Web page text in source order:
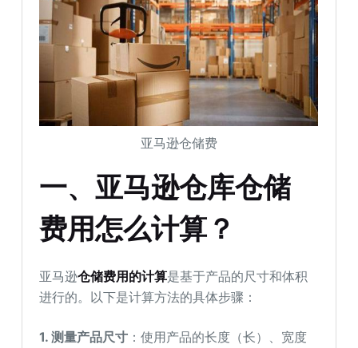
亚马逊仓储费
一、亚马逊仓库仓储
费用怎么计算？
亚马逊仓储费用的计算是基于产品的尺寸和体积
进行的。以下是计算方法的具体步骤：
1. 测量产品尺寸 ：使用产品的长度（长）、宽度